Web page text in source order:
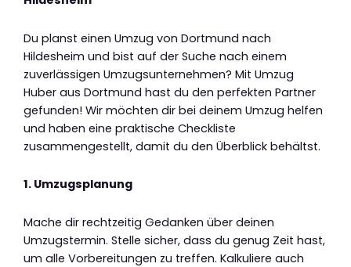
Du planst einen Umzug von Dortmund nach
Hildesheim und bist auf der Suche nach einem
zuverlässigen Umzugsunternehmen? Mit Umzug
Huber aus Dortmund hast du den perfekten Partner
gefunden! Wir möchten dir bei deinem Umzug helfen
und haben eine praktische Checkliste
zusammengestellt, damit du den Überblick behältst.
1. Umzugsplanung
Mache dir rechtzeitig Gedanken über deinen
Umzugstermin. Stelle sicher, dass du genug Zeit hast,
um alle Vorbereitungen zu treffen. Kalkuliere auch